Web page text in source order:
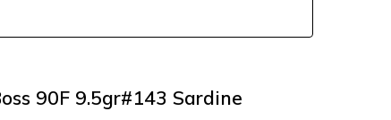
90F 9.5gr#143 Sardine